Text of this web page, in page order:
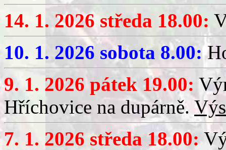
14. 1. 2026 středa 18.00:
10. 1. 2026 sobota 8.00:
9. 1. 2026 pátek 19.00:
Hříchovice na dupárně.
7. 1. 2026 středa 18.00: